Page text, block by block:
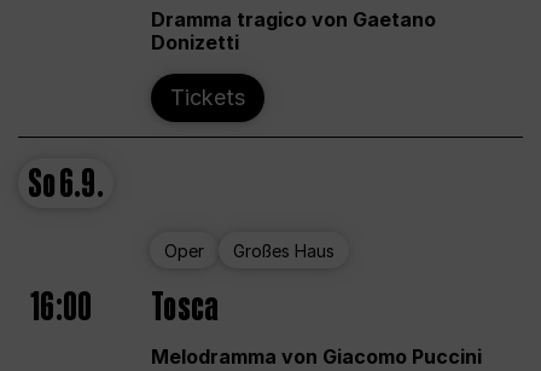
Dramma tragico von Gaetano
Donizetti
Tickets
So6.9.
Oper Großes Haus
16:00 Tosca
Melodramma von Giacomo Puccini